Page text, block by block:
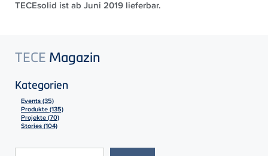
TECEsolid ist ab Juni 2019 lieferbar.
TECE Magazin
Kategorien
Events (35)
Produkte (135)
Projekte (70)
Stories (104)